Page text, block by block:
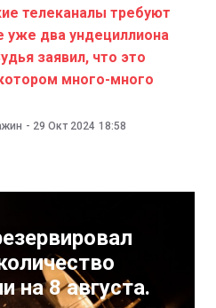
телеканалы требуют
уже два ундециллиона
заявил, что это
много-много
- 29 Окт 2024 18:58
на 8 августа.